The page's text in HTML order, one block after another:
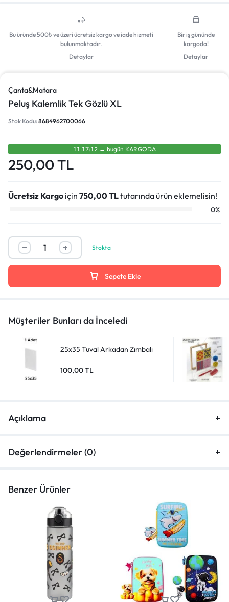
Bu üründe 500₺ ve üzeri ücretsiz kargo ve iade hizmeti
bulunmaktadır.
Detaylar
Bir iş gününde
kargoda!
Detaylar
Çanta&Matara
Peluş Kalemlik Tek Gözlü XL
Stok Kodu:8684962700066
11:17:12 → bugün KARGODA
250,00TL
Ücretsiz Kargo için 750,00TLtutarında ürün eklemelisin!
0%
Stokta
Sepete Ekle
Müşteriler Bunları da İnceledi
25x35 Tuval Arkadan Zımbalı
100,00TL
Açıklama
Değerlendirmeler (0)
Benzer Ürünler